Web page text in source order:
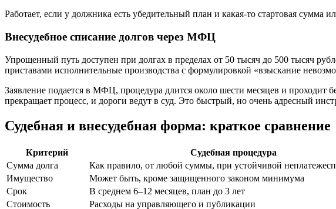
Работает, если у должника есть убедительный план и какая‑то стартовая
Внесудебное списание долгов через МФЦ
Упрощенный путь доступен при долгах в пределах от 50 тысяч до 500 тысяч
приставами исполнительные производства с формулировкой «взыскание
Заявление подается в МФЦ, процедура длится около шести месяцев и
прекращает процесс, и дороги ведут в суд. Это быстрый, но очень адресный
Судебная и внесудебная форма: краткое сравнение
Критерий Судебная процедура
Сумма долга
Как правило, от любой суммы, при устойчивой
Имущество
Может быть, кроме защищенного законом минимума
Срок
В среднем 6–12 месяцев, план до 3 лет
Стоимость
Расходы на управляющего и публикации